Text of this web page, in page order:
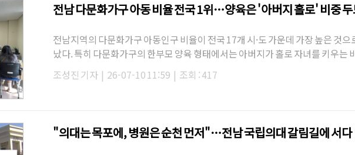
전남 다문화가구 아동 비율 전국 1위…양육은 '아버지 홀로' 비중
전남지역의 다문화가구 아동인구 비율이 전국 17개 시·도 가운데 가장 높은 것으
났다. 특히 다문화가구의 한부모 양육 형태에서는 아버지가 홀로 자녀를 키우는
드러졌다.
조성진 기자 | 26-07-10 11:59 | 조회 : 417
"의대는 목포에, 병원은 순천 먼저"…전남 국립의대 갈림길에 서다